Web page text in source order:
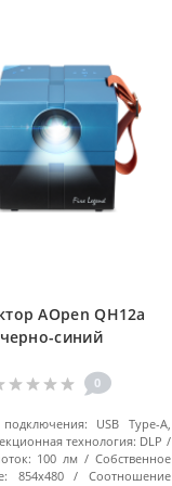
AOpen QH12a
черно-синий
0
USB Type-A,
технология: DLP
100 лм
Собственное
854x480
Соотношение